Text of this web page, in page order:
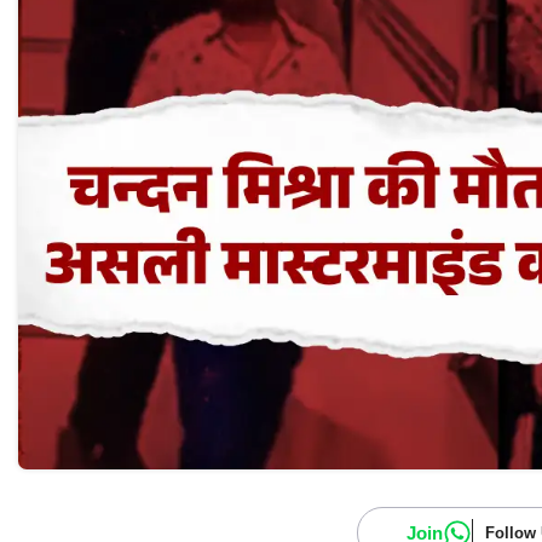
Join Follow